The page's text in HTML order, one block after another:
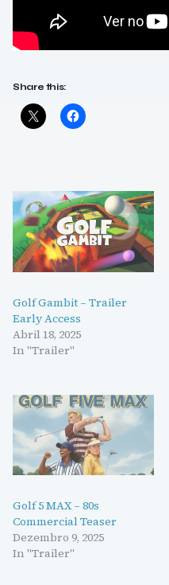
Share this:
Golf Gambit – Trailer
Early Access
Abril 18, 2025
In "Trailer"
Golf 5 MAX – 80s
Commercial Teaser
Dezembro 9, 2025
In "Trailer"